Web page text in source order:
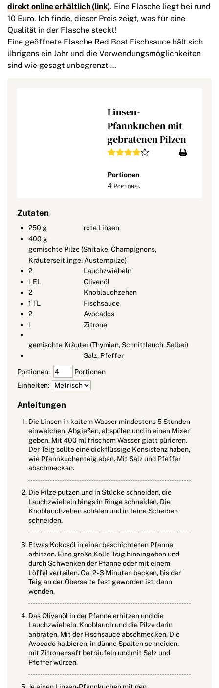
direkt online erhältlich (link). Eine Flasche liegt bei rund
10 Euro. Ich finde, dieser Preis zeigt, was für eine
Qualität in der Flasche steckt!
Eine geöffnete Flasche Red Boat Fischsauce hält sich
übrigens ein Jahr und die Verwendungsmöglichkeiten
sind wie gesagt unbegrenzt….
Linsen-
Pfannkuchen mit
gebratenen Pilzen
Portionen
4 Portionen
Zutaten
250 g
rote Linsen
400 g
gemischte Pilze (Shitake, Champignons,
Kräuterseitlinge, Austernpilze)
2
Lauchzwiebeln
1 EL
Olivenöl
2
Knoblauchzehen
1 TL
Fischsauce
2
Avocados
1
Zitrone
gemischte Kräuter (Thymian, Schnittlauch, Salbei)
Salz, Pfeffer
Portionen:
Portionen
Einheiten:
Anleitungen
Die Linsen in kaltem Wasser mindestens 5 Stunden
einweichen. Abgießen, abspülen und in einen Mixer
geben. Mit 400 ml frischem Wasser glatt pürieren.
Der Teig sollte eine dickflüssige Konsistenz haben,
wie Pfannkuchenteig eben. Mit Salz und Pfeffer
abschmecken.
Die Pilze putzen und in Stücke schneiden, die
Lauchzwiebeln längs in Ringe schneiden. Die
Knoblauchzehen schälen und in feine Scheiben
schneiden.
Etwas Kokosöl in einer beschichteten Pfanne
erhitzen. Eine große Kelle Teig hineingeben und
durch Schwenken der Pfanne oder mit einem
Löffel verteilen. Ca. 2 - 3 Minuten backen, bis der
Teig an der Oberseite fest geworden ist, dann
wenden.
Das Olivenöl in der Pfanne erhitzen und die
Lauchzwiebeln, Knoblauch und die Pilze darin
anbraten. Mit der Fischsauce abschmecken. Die
Avocado halbieren, in dünne Spalten schneiden,
mit Zitronensaft beträufeln und mit Salz und
Pfeffer würzen.